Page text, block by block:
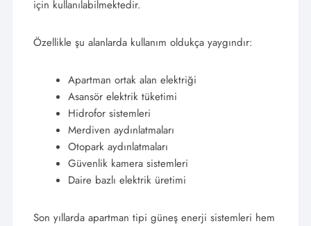
için kullanılabilmektedir.
Özellikle şu alanlarda kullanım oldukça yaygındır:
Apartman ortak alan elektriği
Asansör elektrik tüketimi
Hidrofor sistemleri
Merdiven aydınlatmaları
Otopark aydınlatmaları
Güvenlik kamera sistemleri
Daire bazlı elektrik üretimi
Son yıllarda apartman tipi güneş enerji sistemleri hem